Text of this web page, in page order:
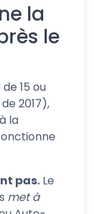
la
le
15 ou
2017),
la
pas. Le
met à